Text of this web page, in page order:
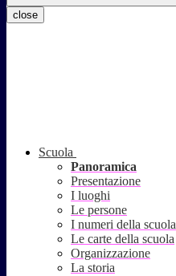
close
Scuola
Panoramica
Presentazione
I luoghi
Le persone
I numeri della scuola
Le carte della scuola
Organizzazione
La storia